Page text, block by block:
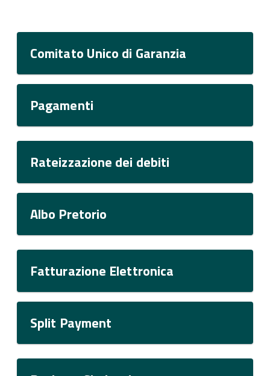
Comitato Unico di Garanzia
Pagamenti
Rateizzazione dei debiti
Albo Pretorio
Fatturazione Elettronica
Split Payment